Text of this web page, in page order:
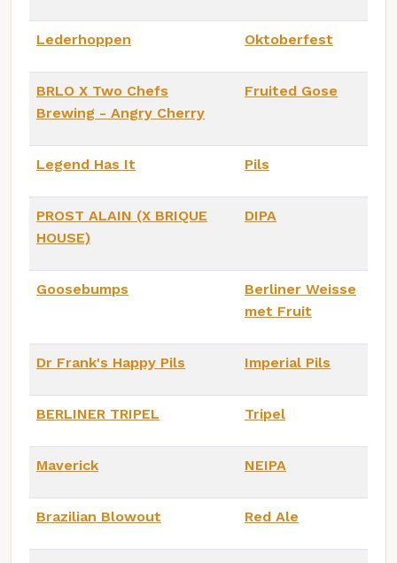
Lederhoppen Oktoberfest
BRLO X Two Chefs
Brewing - Angry Cherry
Fruited Gose
Legend Has It Pils
PROST ALAIN (X BRIQUE
HOUSE)
DIPA
Goosebumps
Berliner Weisse
met Fruit
Dr Frank's Happy Pils Imperial Pils
BERLINER TRIPEL Tripel
Maverick NEIPA
Brazilian Blowout Red Ale